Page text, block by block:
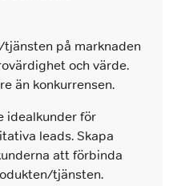
på marknaden
och värde.
än konkurrensen.
idealkunder för
leads. Skapa
att förbinda
tjänsten.